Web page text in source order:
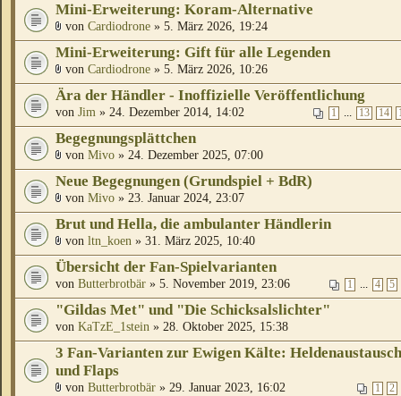
Mini-Erweiterung: Koram-Alternative
von Cardiodrone » 5. März 2026, 19:24
Mini-Erweiterung: Gift für alle Legenden
von Cardiodrone » 5. März 2026, 10:26
Ära der Händler - Inoffizielle Veröffentlichung
1 ... 13 14
von Jim » 24. Dezember 2014, 14:02
Begegnungsplättchen
von Mivo » 24. Dezember 2025, 07:00
Neue Begegnungen (Grundspiel + BdR)
von Mivo » 23. Januar 2024, 23:07
Brut und Hella, die ambulanter Händlerin
von ltn_koen » 31. März 2025, 10:40
Übersicht der Fan-Spielvarianten
1 ... 4 5
von Butterbrotbär » 5. November 2019, 23:06
"Gildas Met" und "Die Schicksalslichter"
von KaTzE_1stein » 28. Oktober 2025, 15:38
3 Fan-Varianten zur Ewigen Kälte: Heldenaustausch
und Flaps
1 2
von Butterbrotbär » 29. Januar 2023, 16:02